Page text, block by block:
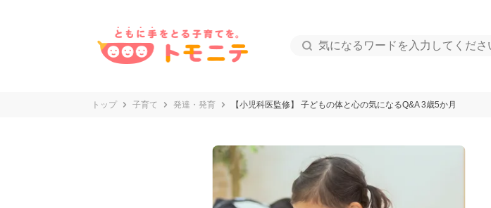
トップ 子育て 発達・発育 【小児科医監修】 子どもの体と心の気になるQ&A 3歳5か月